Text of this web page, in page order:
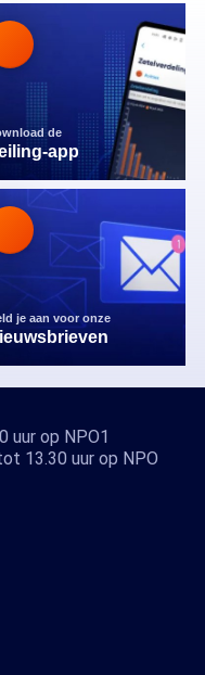
de
app
je aan voor onze
uur op NPO1
13.30 uur op NPO